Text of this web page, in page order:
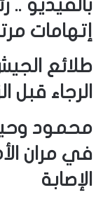
بالفيديو
إتهامات
طلائع
الرجاء قبل
محمود
في مران
الإصابة